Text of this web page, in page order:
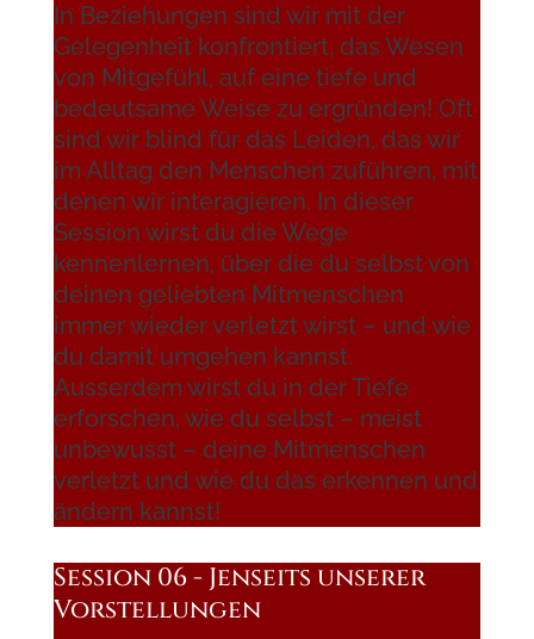
In Beziehungen sind wir mit der
Gelegenheit konfrontiert, das Wesen
von Mitgefühl, auf eine tiefe und
bedeutsame Weise zu ergründen! Oft
sind wir blind für das Leiden, das wir
im Alltag den Menschen zuführen, mit
denen wir interagieren. In dieser
Session wirst du die Wege
kennenlernen, über die du selbst von
deinen geliebten Mitmenschen
immer wieder verletzt wirst – und wie
du damit umgehen kannst.
Ausserdem wirst du in der Tiefe
erforschen, wie du selbst – meist
unbewusst – deine Mitmenschen
verletzt und wie du das erkennen und
ändern kannst!
Session 06 - Jenseits unserer
Vorstellungen